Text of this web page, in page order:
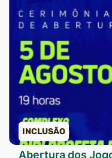
INCLUSÃO
Abertura dos